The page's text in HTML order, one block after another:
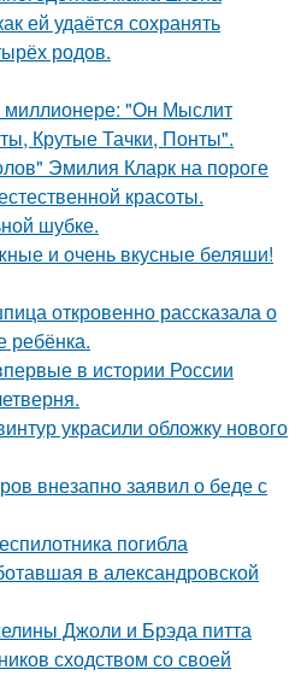
ей удаётся сохранять
родов.
миллионере: "Он Мыслит
Крутые Тачки, Понты".
Эмилия Кларк на пороге
красоты.
шубке.
и очень вкусные беляши!
откровенно рассказала о
ребёнка.
в истории России
украсили обложку нового
внезапно заявил о беде с
погибла
в александровской
Джоли и Брэда питта
сходством со своей